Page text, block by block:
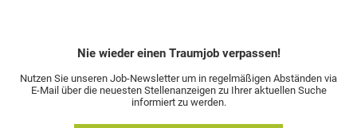
Nie wieder einen Traumjob verpassen!
Nutzen Sie unseren Job-Newsletter um in regelmäßigen Abständen via
E-Mail über die neuesten Stellenanzeigen zu Ihrer aktuellen Suche
informiert zu werden.